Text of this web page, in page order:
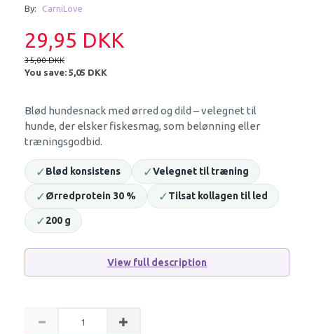
By: CarniLove
29,95 DKK
35,00 DKK
You save: 5,05 DKK
Blød hundesnack med ørred og dild – velegnet til
hunde, der elsker fiskesmag, som belønning eller
træningsgodbid.
✓Blød konsistens ✓Velegnet til træning
✓Ørredprotein 30 % ✓Tilsat kollagen til led
✓200 g
View full description